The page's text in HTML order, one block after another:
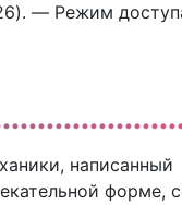
— Режим
написанный
форме,